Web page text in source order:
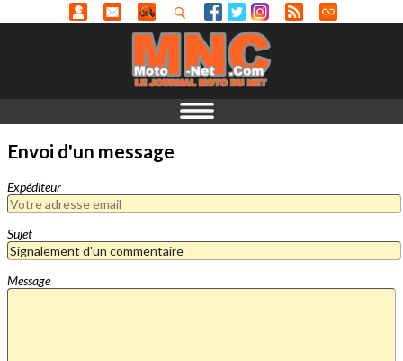
Envoi d'un message
Expéditeur
Sujet
Message